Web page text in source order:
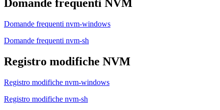
Domande frequenti NVM
Domande frequenti nvm-windows
Domande frequenti nvm-sh
Registro modifiche NVM
Registro modifiche nvm-windows
Registro modifiche nvm-sh